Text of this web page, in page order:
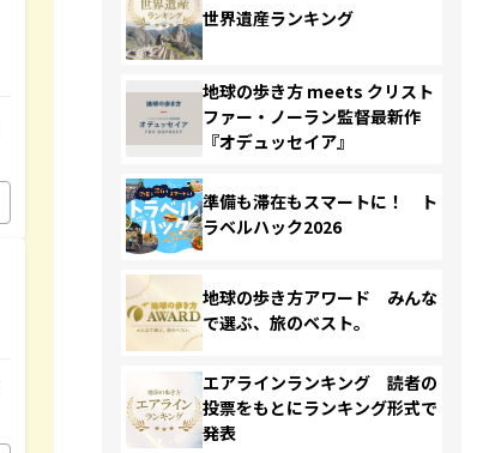
世界遺産ランキング
地球の歩き方 meets クリスト
ファー・ノーラン監督最新作
『オデュッセイア』
準備も滞在もスマートに！ ト
ラベルハック2026
地球の歩き方アワード みんな
で選ぶ、旅のベスト。
エアラインランキング 読者の
投票をもとにランキング形式で
発表